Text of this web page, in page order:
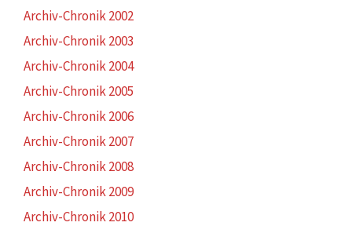
Archiv-Chronik 2002
Archiv-Chronik 2003
Archiv-Chronik 2004
Archiv-Chronik 2005
Archiv-Chronik 2006
Archiv-Chronik 2007
Archiv-Chronik 2008
Archiv-Chronik 2009
Archiv-Chronik 2010